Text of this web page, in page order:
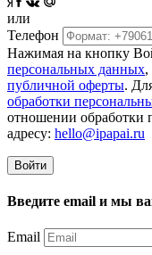
или
Телефон
Нажимая на кнопку
персональных данных,
публичной оферты.
обработки
отношении обработки
адресу: hello@ipapai.ru
Войти
Введите email и мы
Email